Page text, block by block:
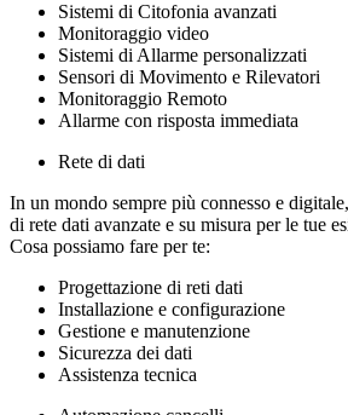
Sistemi di Citofonia avanzati
Monitoraggio video
Sistemi di Allarme personalizzati
Sensori di Movimento e Rilevatori
Monitoraggio Remoto
Allarme con risposta immediata
Rete di dati
In un mondo sempre più connesso e
di rete dati avanzate e su misura per le tue
Cosa possiamo fare per te:
Progettazione di reti dati
Installazione e configurazione
Gestione e manutenzione
Sicurezza dei dati
Assistenza tecnica